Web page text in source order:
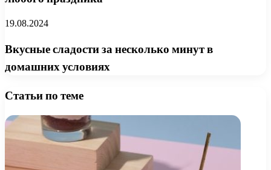
19.08.2024
Вкусные сладости за несколько минут в
домашних условиях
Статьи по теме